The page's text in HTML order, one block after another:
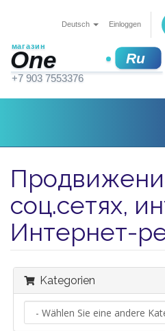
Deutsch Einloggen
соц.сетях,
Интернет-
Kategorien